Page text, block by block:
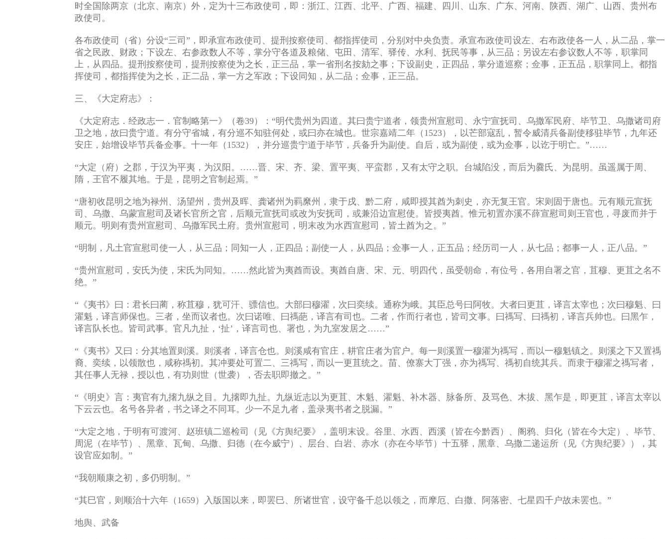
时全国除两京（北京、南京）外，定为十三布政使司，即：浙江、江西、北平、广西、福建、四川、山东、广东、河南、陕西、湖广、山西、贵州布
政使司。
各布政使司（省）分设“三司”，即承宣布政使司、提刑按察使司、都指挥使司，分别对中央负责。承宣布政使司设左、右布政使各一人，从二品，掌一
省之民政、财政；下设左、右参政数人不等，掌分守各道及粮储、屯田、清军、驿传、水利、抚民等事，从三品；另设左右参议数人不等，职掌同
上，从四品。提刑按察使司，提刑按察使为之长，正三品，掌一省刑名按劾之事；下设副史，正四品，掌分道巡察；佥事，正五品，职掌同上。都指
挥使司，都指挥使为之长，正二品，掌一方之军政；下设同知，从二品；佥事，正三品。
三、《大定府志》：
《大定府志．经政志一．官制略第一》（卷39）：“明代贵州为四道。其曰贵宁道者，领贵州宣慰司、永宁宣抚司、乌撒军民府、毕节卫、乌撒诸司府
卫之地，故曰贵宁道。有分守省城，有分巡不知驻何处，或曰亦在城也。世宗嘉靖二年（1523），以芒部寇乱，暂令威清兵备副使移驻毕节，九年还
安庄，始增设毕节兵备佥事。十一年（1532），并分巡贵宁道于毕节，兵备升为副使。自后，或为副使，或为佥事，以讫于明亡。”……
“大定（府）之郡，于汉为平夷，为汉阳。……晋、宋、齐、梁、置平夷、平蛮郡，又有太守之职。台城陷没，而后为爨氏、为昆明。虽遥属于周、
隋，王官不履其地。于是，昆明之官制起焉。”
“唐初收昆明之地为禄州、汤望州，贵州及晖、龚诸州为羁縻州，隶于戌、黔二府，咸即授其酋为刺史，亦无复王官。宋则固于唐也。元有顺元宣抚
司、乌撒、乌蒙宣慰司及诸长官所之官，后顺元宣抚司或改为安抚司，或兼沿边宣慰使。皆授夷酋。惟元初置亦溪不薛宣慰司则王官也，寻废而并于
顺元。明则有贵州宣慰司、乌撒军民土府。贵州宣慰司，明末改为水西宣慰司，皆土酋为之。”
“明制，凡土官宣慰司使一人，从三品；同知一人，正四品；副使一人，从四品；佥事一人，正五品；经历司一人，从七品；都事一人，正八品。”
“贵州宣慰司，安氏为使，宋氏为同知。……然此皆为夷酋而设。夷酋自唐、宋、元、明四代，虽受朝命，有位号，各用自署之官，苴穆、更苴之名不
绝。”
“《夷书》曰：君长曰蔺，称苴穆，犹可汗、骠信也。大部曰穆濯，次曰奕续。通称为峨。其臣总号曰阿牧。大者曰更苴，译言太宰也；次曰穆魁、曰
濯魁，译言师保也。三者，坐而议者也。次曰诺唯、曰禡葩，译言有司也。二者，作而行者也，皆司文事。曰禡写、曰禡初，译言兵帅也。曰黑乍，
译言队长也。皆司武事。官凡九扯，‘扯’，译言司也、署也，为九室发居之……”
“《夷书》又曰：分其地置则溪。则溪者，译言仓也。则溪咸有官庄，耕官庄者为官户。每一则溪置一穆濯为禡写，而以一穆魁镇之。则溪之下又置禡
裔、奕续，以领散也，咸称禡初。其冲要处可置二、三禡写，而以一更苴统之。苗、僚寨大丁强，亦为禡写、禡初自统其兵。而隶于穆濯之禡写者，
其任事人无禄，授以也，有功则世（世袭），否去职即撤之。”
“《明史》言：夷官有九撦九纵之目。九撦即九扯。九纵近志以为更苴、木魁、濯魁、补木器、脉备所、及骂色、木拔、黑乍是，即更苴，译言太宰以
下云云也。名号各异者，书之译之不同耳。少一不足九者，盖录夷书者之脱漏。”
“大定之地，于明有可渡河、赵班镇二巡检司（见《方舆纪要》，盖明末设。谷里、水西、西溪（皆在今黔西）、阁鸦、归化（皆在今大定）、毕节、
周泥（在毕节）、黑章、瓦甸、乌撒、归德（在今威宁）、层台、白岩、赤水（亦在今毕节）十五驿，黑章、乌撒二递运所（见《方舆纪要》），其
设官应如制。”
“我朝顺康之初，多仍明制。”
“其巳官，则顺治十六年（1659）入版国以来，即罢巳、所诸世官，设守备千总以领之，而摩厄、白撒、阿落密、七星四千户故未罢也。”
地舆、武备